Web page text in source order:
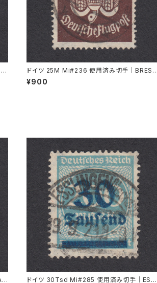
ドイツ 25M Mi#236 使用済み切手｜BRESL
AU 8.6.1923
¥900
ドイツ 30Tsd Mi#285 使用済み切手｜ESSL